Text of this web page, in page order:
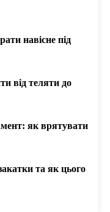
навісне під
від теляти до
як врятувати
та як цього